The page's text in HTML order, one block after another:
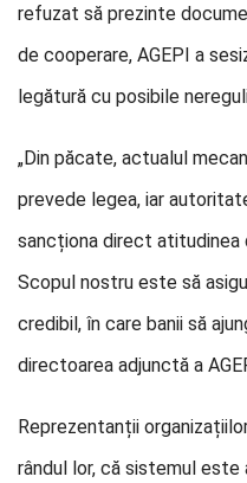
refuzat să prezinte
de cooperare, AGEPI a
legătură cu posibile
„Din păcate, actualul
prevede legea, iar
sancționa direct atitudinea
Scopul nostru este să
credibil, în care banii să
directoarea adjunctă a
Reprezentanții
rândul lor, că sistemul